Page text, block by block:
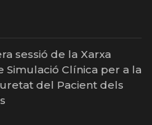
sessió de la Xarxa
Simulació Clínica per a la
del Pacient dels